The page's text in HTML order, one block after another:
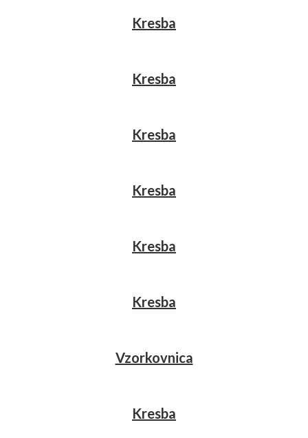
Kresba
Kresba
Kresba
Kresba
Kresba
Kresba
Vzorkovnica
Kresba